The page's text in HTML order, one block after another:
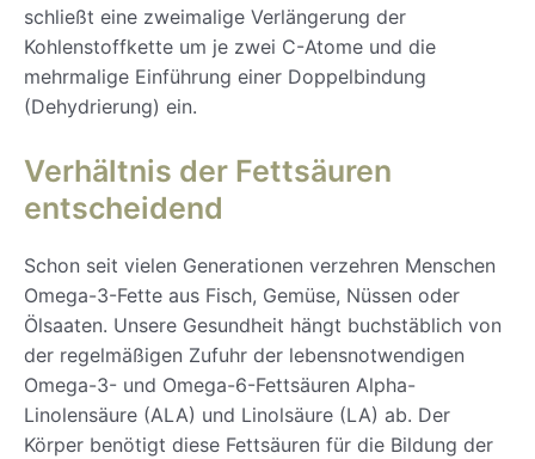
schließt eine zweimalige Verlängerung der
Kohlenstoffkette um je zwei C-Atome und die
mehrmalige Einführung einer Doppelbindung
(Dehydrierung) ein.
Verhältnis der Fettsäuren
entscheidend
Schon seit vielen Generationen verzehren Menschen
Omega-3-Fette aus Fisch, Gemüse, Nüssen oder
Ölsaaten. Unsere Gesundheit hängt buchstäblich von
der regelmäßigen Zufuhr der lebensnotwendigen
Omega-3- und Omega-6-Fettsäuren Alpha-
Linolensäure (ALA) und Linolsäure (LA) ab. Der
Körper benötigt diese Fettsäuren für die Bildung der